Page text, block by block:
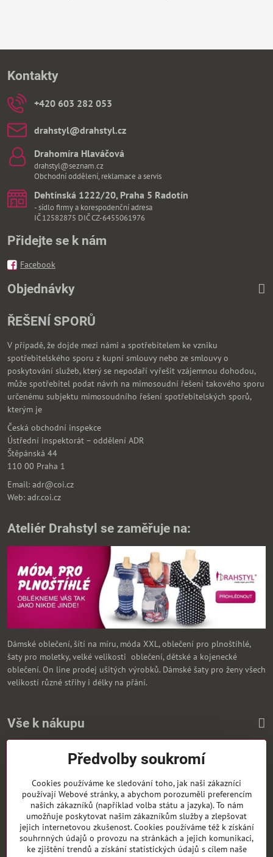
Kontakty
+420 603 282 053
drahstyl​@drahstyl​.cz
Drahomíra Hlaváčová
drahstyl@seznam.cz
Obchodní oddělení, reklamace a servis
Dehtínská 1222/20, Praha 5 Radotín
- sídlo firmy a korespodenční adresa
IČ 12582875 DIČ CZ-6455061976
Přidejte se k nám
Facebook
Objednávky
ŘEŠENÍ SPORŮ
V případě, že dojde mezi námi a spotřebitelem ke vzniku
spotřebitelského sporu z kupní smlouvy nebo ze smlouvy o
poskytování služeb, který se nepodaří vyřešit vzájemnou dohodou,
může spotřebitel podat návrh na mimosoudní řešení takového sporu
určenému subjektu mimosoudního řešení spotřebitelských sporů,
kterým je
Česká obchodní inspekce
Ústřední inspektorát – oddělení ADR
Štěpánská 44
110 00 Praha 1
Email: adr@coi.cz
Web: adr.coi.cz
Ateliér Drahstyl se zaměřuje na:
Dámské oblečení, šítí na míru, móda XXL, oblečení pro plnoštíhlé,
šaty pro moletky, velké velikosti oblečení, dětské a kojenecké
oblečení. On line prodej ušitých výrobků. Dámské šaty pro ženy všech
velikostí různé střihy i délky na přání.
Vše k nákupu
Zasíláme i na SlovenskoPředvolby soukromí
Cookies používáme ke sledování toho, jak naši zákazníci
používají Webové stránky, a abychom porozuměli preferencím
našich zákazníků (například volba státu a jazyka). To nám
umožňuje poskytovat našim zákazníkům služby a zlepšovat
jejich internetovou zkušenost. Cookies používáme též k získání
souhrnných údajů o provozu na stránkách a jejich komunikaci,
ke zjištění trendů a získání statistických údajů s cílem naše